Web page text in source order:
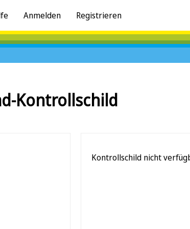
Anmelden Registrieren
Kontrollschild
Kontrollschild nicht